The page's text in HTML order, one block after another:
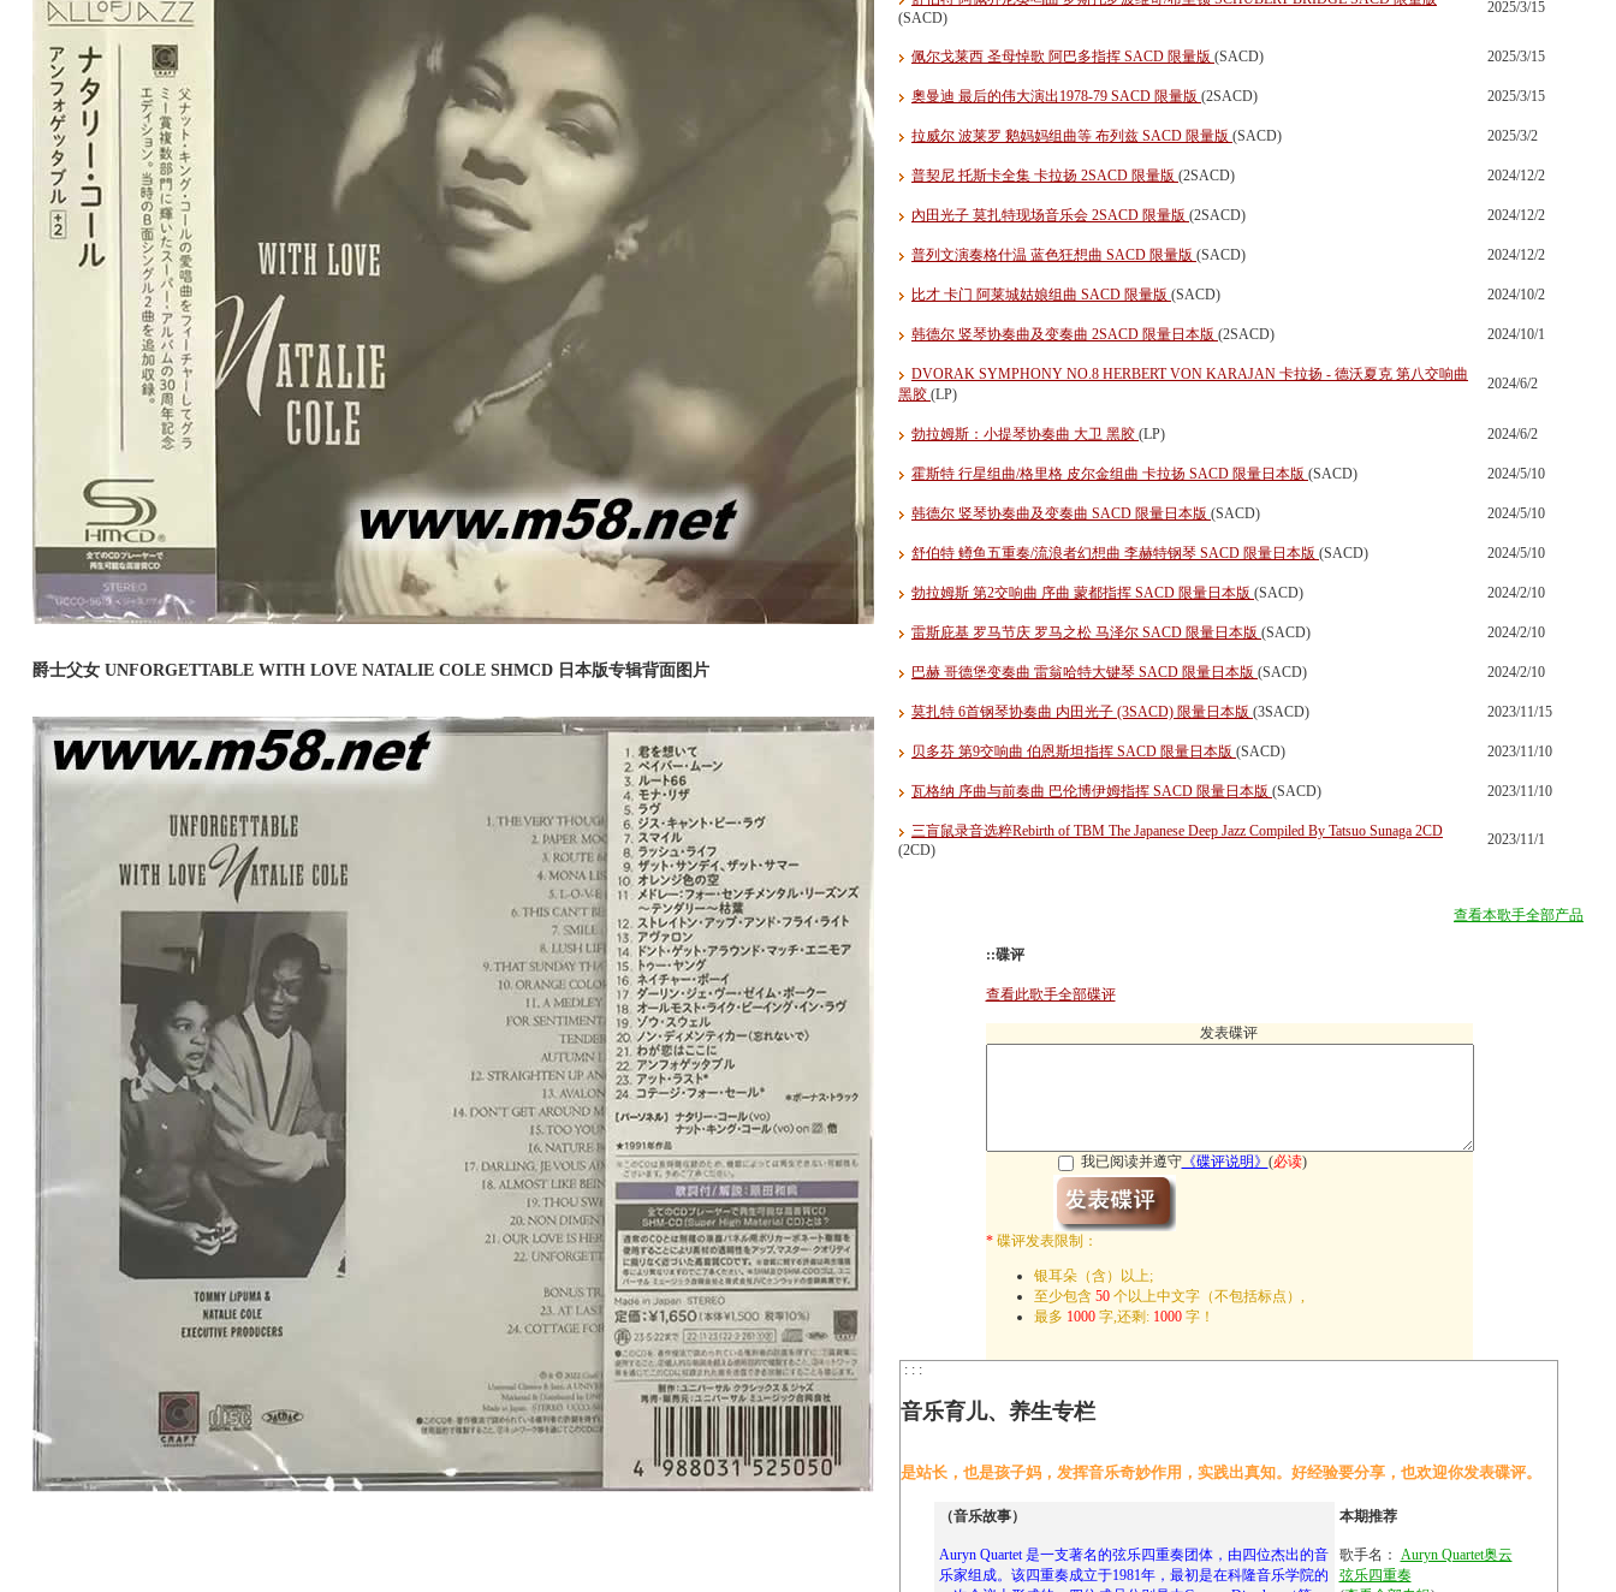
爵士父女 UNFORGETTABLE WITH LOVE NATALIE COLE SHMCD 日本版专辑背面图片
(SACD)
2025/3/15
佩尔戈莱西 圣母悼歌 阿巴多指挥 SACD 限量版 (SACD) 2025/3/15
奧曼迪 最后的伟大演出1978-79 SACD 限量版 (2SACD) 2025/3/15
拉威尔 波莱罗 鹅妈妈组曲等 布列兹 SACD 限量版 (SACD) 2025/3/2
普契尼 托斯卡全集 卡拉扬 2SACD 限量版 (2SACD) 2024/12/2
內田光子 莫扎特现场音乐会 2SACD 限量版 (2SACD) 2024/12/2
普列文演奏格什温 蓝色狂想曲 SACD 限量版 (SACD) 2024/12/2
比才 卡门 阿莱城姑娘组曲 SACD 限量版 (SACD) 2024/10/2
韩德尔 竖琴协奏曲及变奏曲 2SACD 限量日本版 (2SACD) 2024/10/1
DVORAK SYMPHONY NO.8 HERBERT VON KARAJAN 卡拉扬 - 德沃夏克 第八交响曲
黑胶 (LP)
2024/6/2
勃拉姆斯：小提琴协奏曲 大卫 黑胶 (LP) 2024/6/2
霍斯特 行星组曲/格里格 皮尔金组曲 卡拉扬 SACD 限量日本版 (SACD) 2024/5/10
韩德尔 竖琴协奏曲及变奏曲 SACD 限量日本版 (SACD) 2024/5/10
舒伯特 鳟鱼五重奏/流浪者幻想曲 李赫特钢琴 SACD 限量日本版 (SACD) 2024/5/10
勃拉姆斯 第2交响曲 序曲 蒙都指挥 SACD 限量日本版 (SACD) 2024/2/10
雷斯庇基 罗马节庆 罗马之松 马泽尔 SACD 限量日本版 (SACD) 2024/2/10
巴赫 哥德堡变奏曲 雷翁哈特大键琴 SACD 限量日本版 (SACD) 2024/2/10
莫扎特 6首钢琴协奏曲 内田光子 (3SACD) 限量日本版 (3SACD) 2023/11/15
贝多芬 第9交响曲 伯恩斯坦指挥 SACD 限量日本版 (SACD) 2023/11/10
瓦格纳 序曲与前奏曲 巴伦博伊姆指挥 SACD 限量日本版 (SACD) 2023/11/10
三盲鼠录音选粹Rebirth of TBM The Japanese Deep Jazz Compiled By Tatsuo Sunaga 2CD
(2CD)
2023/11/1
查看本歌手全部产品
::碟评
查看此歌手全部碟评
发表碟评
我已阅读并遵守《碟评说明 》 (必读)
* 碟评发表限制：
银耳朵（含）以上;
至少包含 50个以上中文字（不包括标点）,
最多 1000字,还剩: 1000字！
: : :
音乐育儿、养生专栏
是站长，也是孩子妈，发挥音乐奇妙作用，实践出真知。好经验要分享，也欢迎你发表碟评。
（音乐故事）
Auryn Quartet 是一支著名的弦乐四重奏团体，由四位杰出的音
乐家组成。该四重奏成立于1981年，最初是在科隆音乐学院的
本期推荐
歌手名： Auryn Quartet奥云
弦乐四重奏